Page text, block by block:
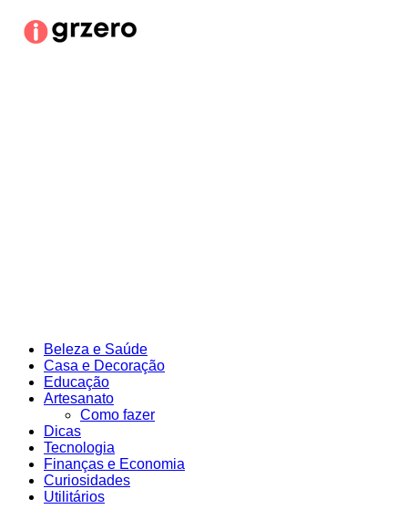
para
Beleza e Saúde
Casa e Decoração
Educação
Artesanato
Como fazer
Dicas
Tecnologia
Finanças e Economia
Curiosidades
Utilitários